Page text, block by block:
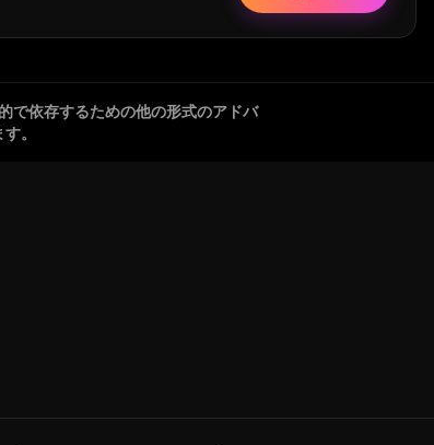
で依存するための他の形式のアドバ
。